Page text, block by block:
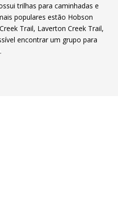
trilhas para caminhadas e
populares estão Hobson
Trail, Laverton Creek Trail,
encontrar um grupo para